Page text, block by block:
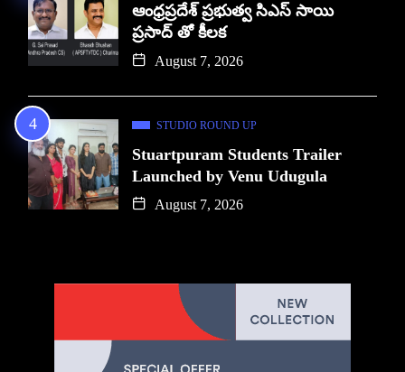
ఆంధ్రప్రదేశ్ ప్రభుత్వ సిఎస్ సాయి
ప్రసాద్ తో కీలక
August 7, 2026
STUDIO ROUND UP
Stuartpuram Students Trailer
Launched by Venu Udugula
August 7, 2026